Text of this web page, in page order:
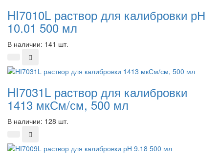
HI7010L раствор для калибровки рН
10.01 500 мл
В наличии: 141 шт.
HI7031L раствор для калибровки
1413 мкСм/см, 500 мл
В наличии: 128 шт.